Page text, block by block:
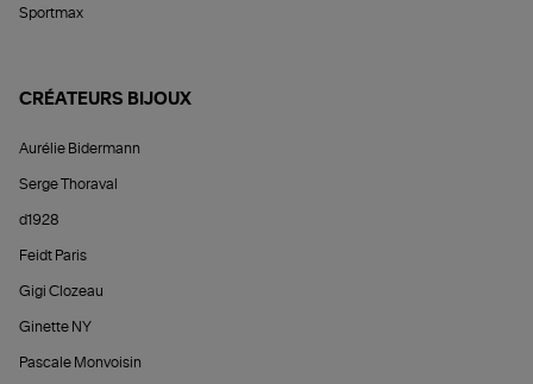
Sportmax
CRÉATEURS BIJOUX
Aurélie Bidermann
Serge Thoraval
d1928
Feidt Paris
Gigi Clozeau
Ginette NY
Pascale Monvoisin